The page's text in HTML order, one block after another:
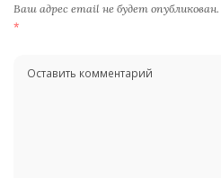
Ваш адрес email не будет опубликован.
*